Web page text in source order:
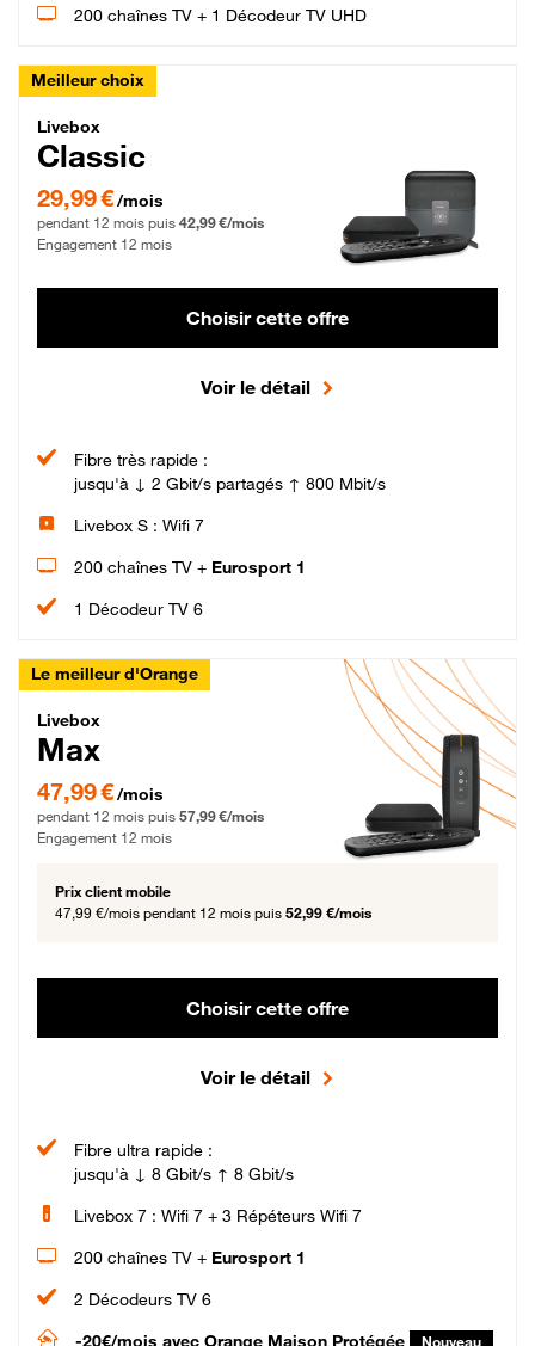
200 chaînes TV + 1 Décodeur TV UHD
Meilleur choix
Livebox Classic Fibre
Livebox
Classic
29,99 € par mois pendant 12 mois puis 42,99 € par mois, Engagement 12 mois
29,99 €/mois
pendant 12 mois puis 42,99 €/mois
Engagement 12 mois
Choisir cette offre
Voir le détail
Fibre très rapide :
jusqu'à ↓ 2 Gbit/s partagés ↑ 800 Mbit/s
Livebox S : Wifi 7
200 chaînes TV + Eurosport 1
1 Décodeur TV 6
Le meilleur d'Orange
Livebox Max Fibre
Livebox
Max
47,99 € par mois pendant 12 mois puis 57,99 € par mois, Engagement 12 mois
47,99 €/mois
pendant 12 mois puis 57,99 €/mois
Engagement 12 mois
Prix client mobile
47,99 €/mois pendant 12 mois puis 52,99 €/mois
Choisir cette offre
Voir le détail
Fibre ultra rapide :
jusqu'à ↓ 8 Gbit/s ↑ 8 Gbit/s
Livebox 7 : Wifi 7 + 3 Répéteurs Wifi 7
200 chaînes TV + Eurosport 1
2 Décodeurs TV 6
-20€/mois avec Orange Maison Protégée Nouveau